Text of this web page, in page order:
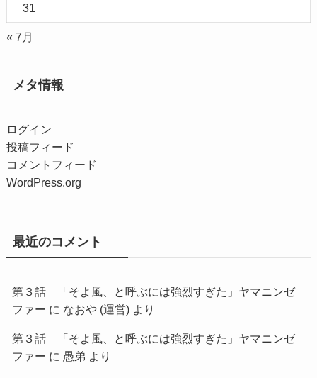
31
« 7月
メタ情報
ログイン
投稿フィード
コメントフィード
WordPress.org
最近のコメント
第３話 「そよ風、と呼ぶには強烈すぎた」ヤマニンゼ
ファー に なおや (運営)より
第３話 「そよ風、と呼ぶには強烈すぎた」ヤマニンゼ
ファー に 愚弟 より